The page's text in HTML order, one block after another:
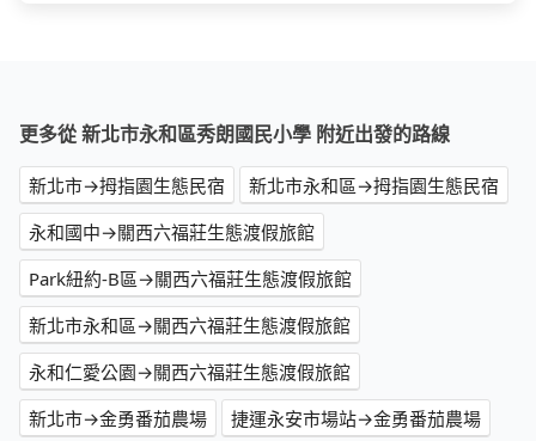
更多從 新北市永和區秀朗國民小學 附近出發的路線
新北市→拇指園生態民宿
新北市永和區→拇指園生態民宿
永和國中→關西六福莊生態渡假旅館
Park紐約-B區→關西六福莊生態渡假旅館
新北市永和區→關西六福莊生態渡假旅館
永和仁愛公園→關西六福莊生態渡假旅館
新北市→金勇番茄農場
捷運永安市場站→金勇番茄農場